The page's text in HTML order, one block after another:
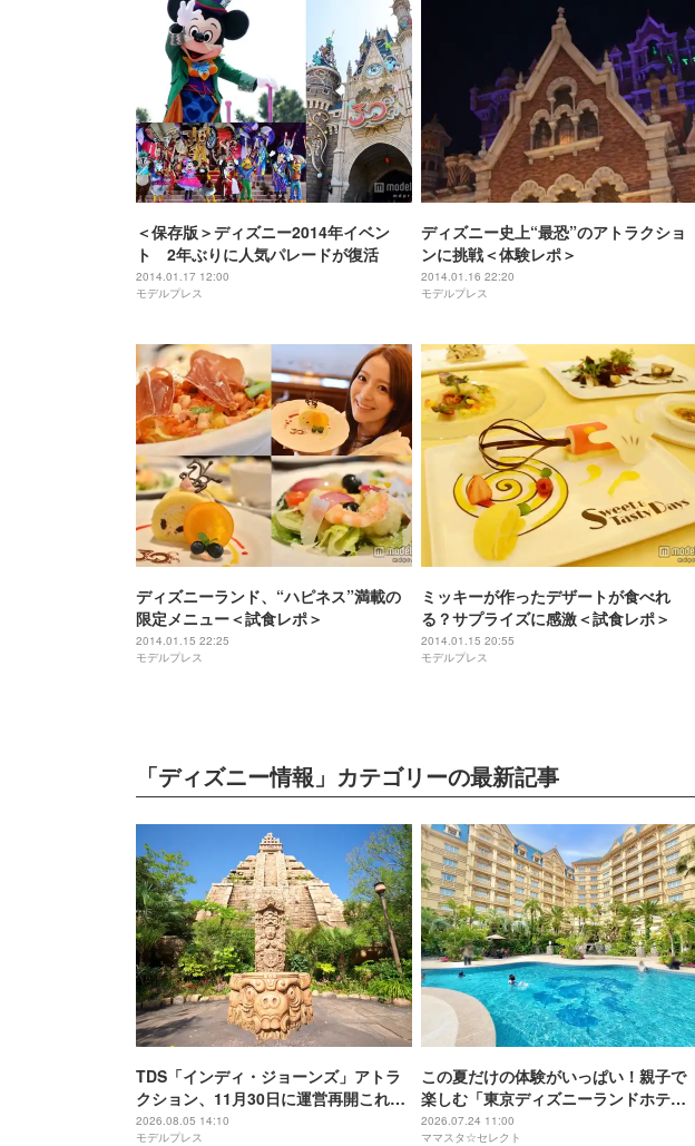
＜保存版＞ディズニー2014年イベン
ト 2年ぶりに人気パレードが復活
2014.01.17 12:00
モデルプレス
ディズニー史上“最恐”のアトラクショ
ンに挑戦＜体験レポ＞
2014.01.16 22:20
モデルプレス
ディズニーランド、“ハピネス”満載の
限定メニュー＜試食レポ＞
2014.01.15 22:25
モデルプレス
ミッキーが作ったデザートが食べれ
る？サプライズに感激＜試食レポ＞
2014.01.15 20:55
モデルプレス
「ディズニー情報」カテゴリーの最新記事
TDS「インディ・ジョーンズ」アトラ
クション、11月30日に運営再開これま
で以上の臨場感に
2026.08.05 14:10
モデルプレス
この夏だけの体験がいっぱい！親子で
楽しむ「東京ディズニーランドホテ
ル・サマーアドベンチャー！」
2026.07.24 11:00
ママスタ☆セレクト